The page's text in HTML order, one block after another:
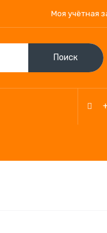
Моя учётная
Поиск